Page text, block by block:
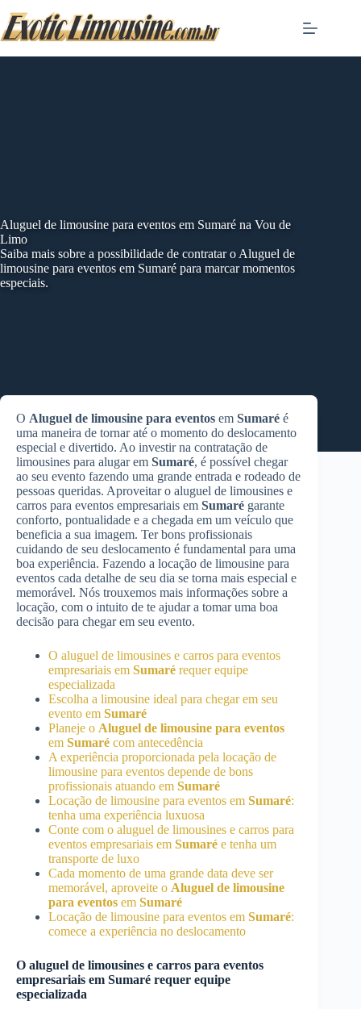
to
content
Aluguel de limousine para eventos em Sumaré na Vou de
Limo
Saiba mais sobre a possibilidade de contratar o Aluguel de
limousine para eventos em Sumaré para marcar momentos
especiais.
O Aluguel de limousine para eventos em Sumaré é
uma maneira de tornar até o momento do deslocamento
especial e divertido. Ao investir na contratação de
limousines para alugar em Sumaré, é possível chegar
ao seu evento fazendo uma grande entrada e rodeado de
pessoas queridas. Aproveitar o aluguel de limousines e
carros para eventos empresariais em Sumaré garante
conforto, pontualidade e a chegada em um veículo que
beneficia a sua imagem. Ter bons profissionais
cuidando de seu deslocamento é fundamental para uma
boa experiência. Fazendo a locação de limousine para
eventos cada detalhe de seu dia se torna mais especial e
memorável. Nós trouxemos mais informações sobre a
locação, com o intuito de te ajudar a tomar uma boa
decisão para chegar em seu evento.
O aluguel de limousines e carros para eventos
empresariais em Sumaré requer equipe
especializada
Escolha a limousine ideal para chegar em seu
evento em Sumaré
Planeje o Aluguel de limousine para eventos
em Sumaré com antecedência
A experiência proporcionada pela locação de
limousine para eventos depende de bons
profissionais atuando em Sumaré
Locação de limousine para eventos em Sumaré:
tenha uma experiência luxuosa
Conte com o aluguel de limousines e carros para
eventos empresariais em Sumaré e tenha um
transporte de luxo
Cada momento de uma grande data deve ser
memorável, aproveite o Aluguel de limousine
para eventos em Sumaré
Locação de limousine para eventos em Sumaré:
comece a experiência no deslocamento
O aluguel de limousines e carros para eventos
empresariais em Sumaré requer equipe
especializada